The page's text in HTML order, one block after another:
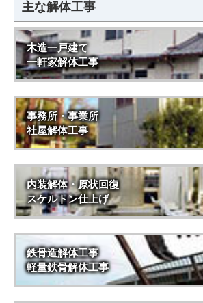
主な解体工事
木造一戸建て
一軒家解体工事
事務所・事業所
社屋解体工事
内装解体・原状回復
スケルトン仕上げ
鉄骨造解体工事
軽量鉄骨解体工事